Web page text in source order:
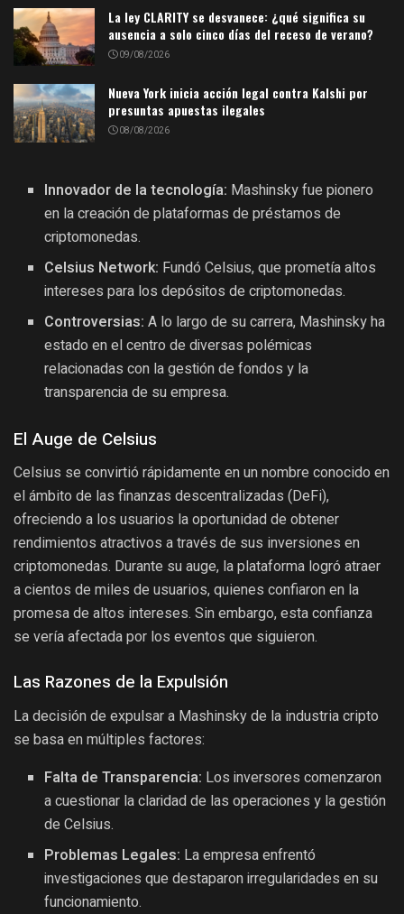
La ley CLARITY se desvanece: ¿qué significa su
ausencia a solo cinco días del receso de verano?
09/08/2026
Nueva York inicia acción legal contra Kalshi por
presuntas apuestas ilegales
08/08/2026
Innovador de la tecnología: Mashinsky fue pionero
en la creación de plataformas de préstamos de
criptomonedas.
Celsius Network: Fundó Celsius, que prometía altos
intereses para los depósitos de criptomonedas.
Controversias: A lo largo de su carrera, Mashinsky ha
estado en el centro de diversas polémicas
relacionadas con la gestión de fondos y la
transparencia de su empresa.
El Auge de Celsius
Celsius se convirtió rápidamente en un nombre conocido en
el ámbito de las finanzas descentralizadas (DeFi),
ofreciendo a los usuarios la oportunidad de obtener
rendimientos atractivos a través de sus inversiones en
criptomonedas. Durante su auge, la plataforma logró atraer
a cientos de miles de usuarios, quienes confiaron en la
promesa de altos intereses. Sin embargo, esta confianza
se vería afectada por los eventos que siguieron.
Las Razones de la Expulsión
La decisión de expulsar a Mashinsky de la industria cripto
se basa en múltiples factores:
Falta de Transparencia: Los inversores comenzaron
a cuestionar la claridad de las operaciones y la gestión
de Celsius.
Problemas Legales: La empresa enfrentó
investigaciones que destaparon irregularidades en su
funcionamiento.